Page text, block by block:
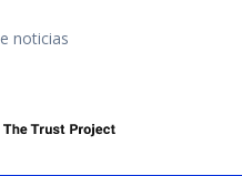
noticias